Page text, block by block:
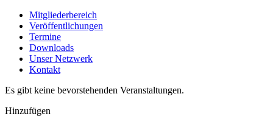
Mitgliederbereich
Veröffentlichungen
Termine
Downloads
Unser Netzwerk
Kontakt
Es gibt keine bevorstehenden Veranstaltungen.
Hinzufügen